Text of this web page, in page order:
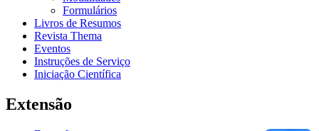
Formulários
Livros de Resumos
Revista Thema
Eventos
Instruções de Serviço
Iniciação Científica
Extensão